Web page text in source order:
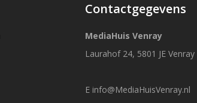
Contactgegevens
MediaHuis Venray
Laurahof 24, 5801 JE Venray
E info@MediaHuisVenray.nl